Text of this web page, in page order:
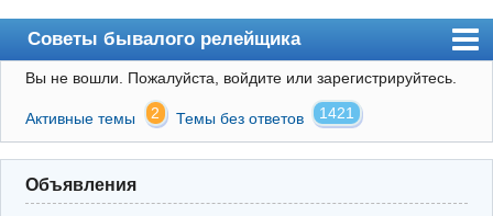
Советы бывалого релейщика
Форум
Правила
Поиск
Регистрация
Вы не вошли. Пожалуйста, войдите или зарегистрируйтесь.
Активные темы 2 Темы без ответов 1421
Объявления